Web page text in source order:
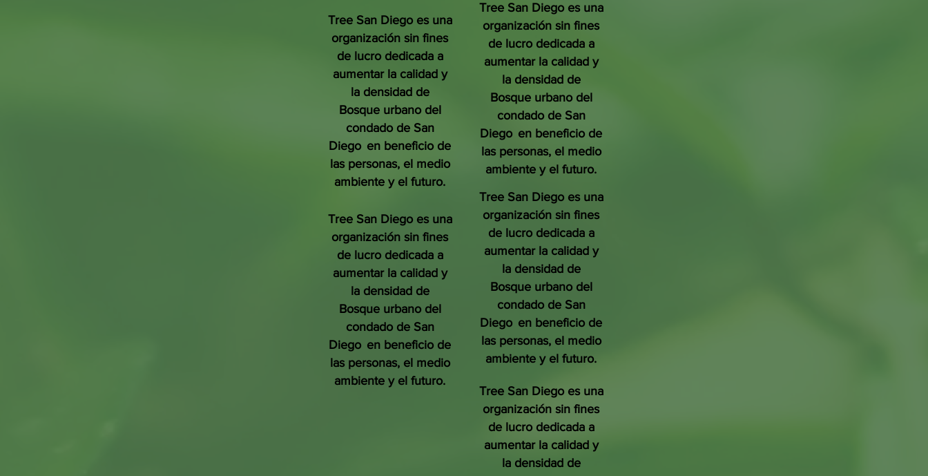
Tree San Diego es una
organización sin fines
de lucro dedicada a
aumentar la calidad y
la densidad de
Bosque urbano del
condado de San
Diego en beneficio de
las personas, el medio
ambiente y el futuro.
Tree San Diego es una
organización sin fines
de lucro dedicada a
aumentar la calidad y
la densidad de
Bosque urbano del
condado de San
Diego en beneficio de
las personas, el medio
ambiente y el futuro.
Tree San Diego es una
organización sin fines
de lucro dedicada a
aumentar la calidad y
la densidad de
Bosque urbano del
condado de San
Diego en beneficio de
las personas, el medio
ambiente y el futuro.
Tree San Diego es una
organización sin fines
de lucro dedicada a
aumentar la calidad y
la densidad de
Bosque urbano del
condado de San
Diego en beneficio de
las personas, el medio
ambiente y el futuro.
Tree San Diego es una
organización sin fines
de lucro dedicada a
aumentar la calidad y
la densidad de